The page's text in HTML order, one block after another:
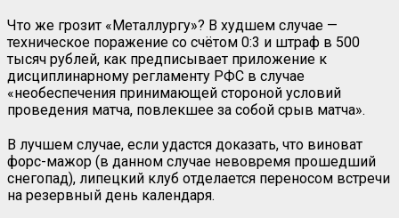
Что же грозит «Металлургу»? В худшем случае —
техническое поражение со счётом 0:3 и штраф в 500
тысяч рублей, как предписывает приложение к
дисциплинарному регламенту РФС в случае
«необеспечения принимающей стороной условий
проведения матча, повлекшее за собой срыв матча».
В лучшем случае, если удастся доказать, что виноват
форс-мажор (в данном случае невовремя прошедший
снегопад), липецкий клуб отделается переносом встречи
на резервный день календаря.